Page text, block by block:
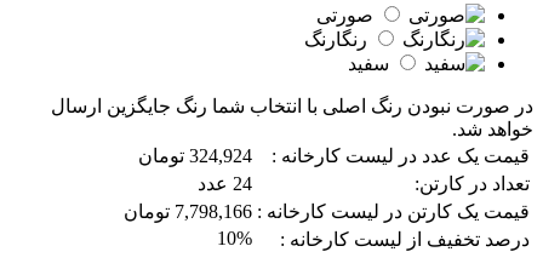
صورتی
رنگارنگ
سفید
در صورت نبودن رنگ اصلی با انتخاب شما رنگ جایگزین ارسال
خواهد شد.
قیمت یک عدد در لیست کارخانه :
324,924 تومان
تعداد در کارتن:
24 عدد
قیمت یک کارتن در لیست کارخانه : 7,798,166 تومان
درصد تخفیف از لیست کارخانه :
10%